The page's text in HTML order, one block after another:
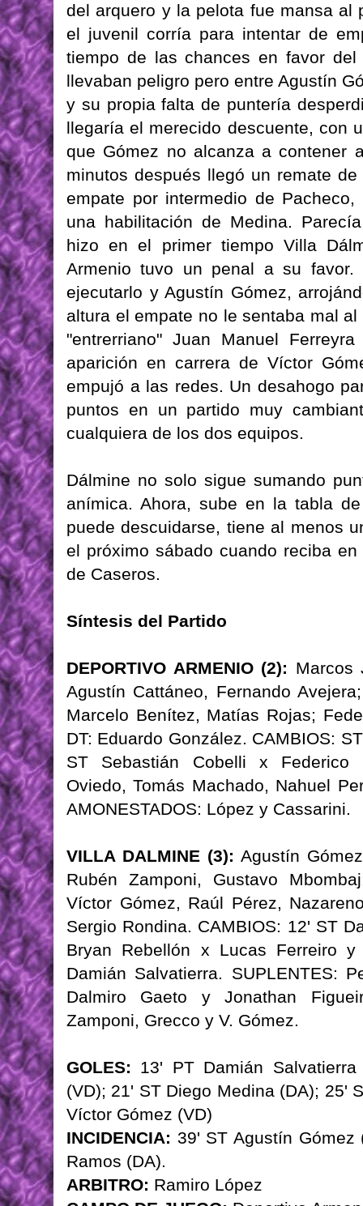
del arquero y la pelota fue mansa al
el juvenil corría para intentar de
tiempo de las chances en favor
llevaban peligro pero entre Agustín
y su propia falta de puntería
llegaría el merecido descuente, con
que Gómez no alcanza a contener
minutos después llegó un remate
empate por intermedio de
una habilitación de Medina.
hizo en el primer tiempo Villa
Armenio tuvo un penal a su favor.
ejecutarlo y Agustín Gómez,
altura el empate no le sentaba mal
"entrerriano" Juan Manuel
aparición en carrera de Víctor
empujó a las redes. Un desahogo
puntos en un partido muy
cualquiera de los dos equipos.
Dálmine no solo sigue sumando
anímica. Ahora, sube en la tabla
puede descuidarse, tiene al menos
el próximo sábado cuando reciba
de Caseros.
Síntesis del Partido
DEPORTIVO ARMENIO (2): Marcos
Agustín Cattáneo, Fernando
Marcelo Benítez, Matías Rojas;
DT: Eduardo González. CAMBIOS:
ST Sebastián Cobelli x Federico
Oviedo, Tomás Machado, Nahuel
AMONESTADOS: López y Cassarini.
VILLA DALMINE (3): Agustín
Rubén Zamponi, Gustavo
Víctor Gómez, Raúl Pérez,
Sergio Rondina. CAMBIOS: 12' ST
Bryan Rebellón x Lucas Ferreiro
Damián Salvatierra. SUPLENTES:
Dalmiro Gaeto y Jonathan
Zamponi, Grecco y V. Gómez.
GOLES: 13' PT Damián
(VD); 21' ST Diego Medina (DA); 25'
Víctor Gómez (VD)
INCIDENCIA: 39' ST Agustín
Ramos (DA).
ARBITRO: Ramiro López